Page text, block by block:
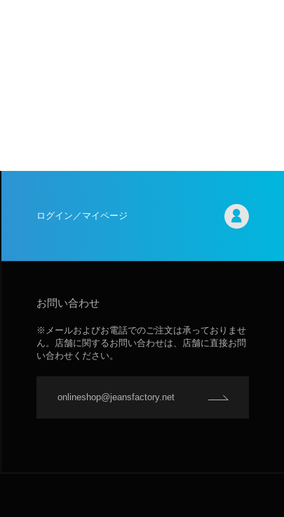
ログイン／マイページ
お問い合わせ
※メールおよびお電話でのご注文は承っておりませ
ん。店舗に関するお問い合わせは、店舗に直接お問
い合わせください。
onlineshop@jeansfactory.net